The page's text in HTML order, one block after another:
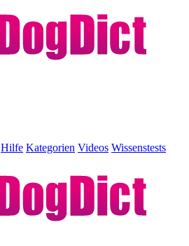
Hilfe Kategorien Videos Wissenstests